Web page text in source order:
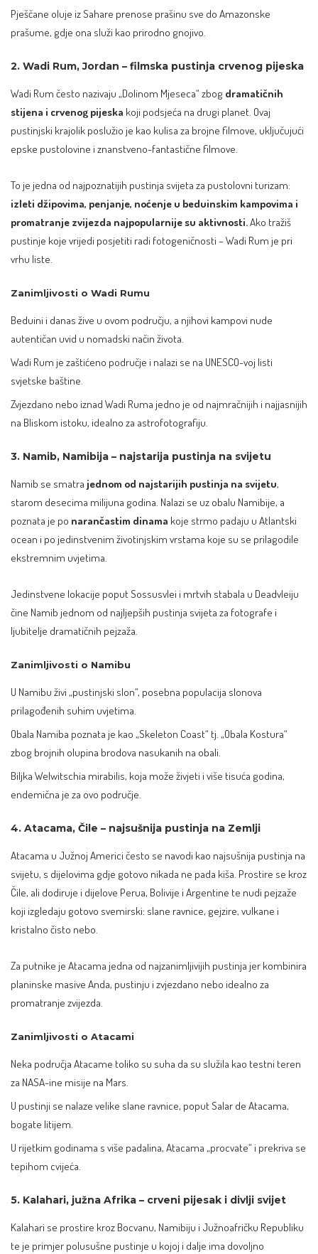
Pješčane oluje iz Sahare prenose prašinu sve do Amazonske
prašume, gdje ona služi kao prirodno gnojivo.
2. Wadi Rum, Jordan – filmska pustinja crvenog pijeska
Wadi Rum često nazivaju „Dolinom Mjeseca“ zbog dramatičnih
stijena i crvenog pijeska koji podsjeća na drugi planet. Ovaj
pustinjski krajolik poslužio je kao kulisa za brojne filmove, uključujući
epske pustolovine i znanstveno-fantastične filmove.
To je jedna od najpoznatijih pustinja svijeta za pustolovni turizam:
izleti džipovima, penjanje, noćenje u beduinskim kampovima i
promatranje zvijezda najpopularnije su aktivnosti.Ako tražiš
pustinje koje vrijedi posjetiti radi fotogeničnosti – Wadi Rum je pri
vrhu liste.
Zanimljivosti o Wadi Rumu
Beduini i danas žive u ovom području, a njihovi kampovi nude
autentičan uvid u nomadski način života.
Wadi Rum je zaštićeno područje i nalazi se na UNESCO-voj listi
svjetske baštine.
Zvjezdano nebo iznad Wadi Ruma jedno je od najmračnijih i najjasnijih
na Bliskom istoku, idealno za astrofotografiju.
3. Namib, Namibija – najstarija pustinja na svijetu
Namib se smatra jednom od najstarijih pustinja na svijetu,
starom desecima milijuna godina. Nalazi se uz obalu Namibije, a
poznata je po narančastim dinama koje strmo padaju u Atlantski
ocean i po jedinstvenim životinjskim vrstama koje su se prilagodile
ekstremnim uvjetima.
Jedinstvene lokacije poput Sossusvlei i mrtvih stabala u Deadvleiju
čine Namib jednom od najljepših pustinja svijeta za fotografe i
ljubitelje dramatičnih pejzaža.
Zanimljivosti o Namibu
U Namibu živi „pustinjski slon“, posebna populacija slonova
prilagođenih suhim uvjetima.
Obala Namiba poznata je kao „Skeleton Coast“ tj. „Obala Kostura“
zbog brojnih olupina brodova nasukanih na obali.
Biljka Welwitschia mirabilis, koja može živjeti i više tisuća godina,
endemična je za ovo područje.
4. Atacama, Čile – najsušnija pustinja na Zemlji
Atacama u Južnoj Americi često se navodi kao najsušnija pustinja na
svijetu, s dijelovima gdje gotovo nikada ne pada kiša. Prostire se kroz
Čile, ali dodiruje i dijelove Perua, Bolivije i Argentine te nudi pejzaže
koji izgledaju gotovo svemirski: slane ravnice, gejzire, vulkane i
kristalno čisto nebo.
Za putnike je Atacama jedna od najzanimljivijih pustinja jer kombinira
planinske masive Anda, pustinju i zvjezdano nebo idealno za
promatranje zvijezda.
Zanimljivosti o Atacami
Neka područja Atacame toliko su suha da su služila kao testni teren
za NASA-ine misije na Mars.
U pustinji se nalaze velike slane ravnice, poput Salar de Atacama,
bogate litijem.
U rijetkim godinama s više padalina, Atacama „procvate“ i prekriva se
tepihom cvijeća.
5. Kalahari, južna Afrika – crveni pijesak i divlji svijet
Kalahari se prostire kroz Bocvanu, Namibiju i Južnoafričku Republiku
te je primjer polusušne pustinje u kojoj i dalje ima dovoljno